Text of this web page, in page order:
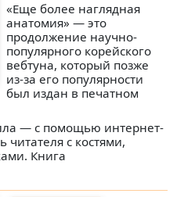
«Еще более наглядная
анатомия» — это
продолжение научно-
популярного корейского
вебтуна, который позже
из-за его популярности
был издан в печатном
— с помощью интернет-
с костями,
Книга